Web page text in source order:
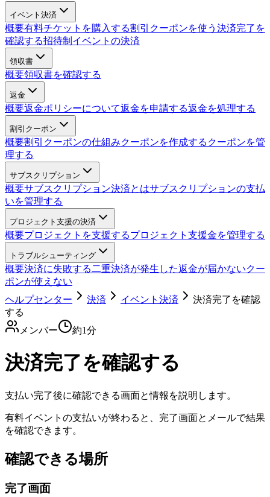
イベント決済
概要有料チケットを購入する割引クーポンを使う 決済完了を
確認する招待制イベントの決済
領収書
概要領収書を確認する
返金
概要返金ポリシーについて返金を申請する返金を処理する
割引クーポン
概要割引クーポンの仕組みクーポンを作成する クーポンを管
理する
サブスクリプション
概要サブスクリプション決済とはサブスクリプションの支払
いを管理する
プロジェクト支援の決済
概要プロジェクトを支援するプロジェクト支援金を管理する
トラブルシューティング
概要決済に失敗する 二重決済が発生した返金が届かないクー
ポンが使えない
ヘルプセンター
決済 イベント決済
決済完了を確認
する
メンバー
約1分
決済完了を確認する
支払い完了後に確認できる画面と情報を説明します。
有料イベントの支払いが終わると、完了画面とメールで結果
を確認できます。
確認できる場所
完了画面